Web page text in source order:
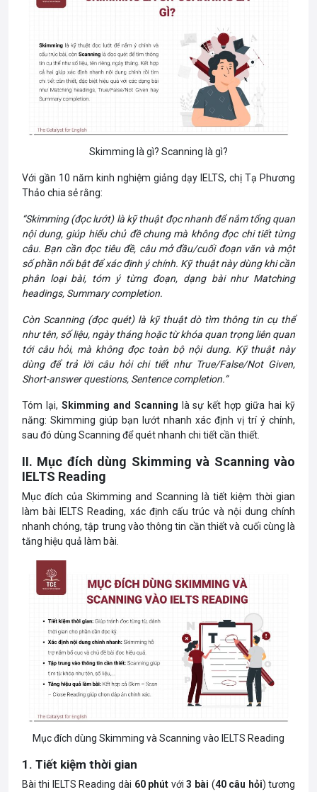
Skimming là gì? Scanning là gì?
Với gần 10 năm kinh nghiệm giảng dạy IELTS, chị Tạ Phương
Thảo chia sẻ rằng:
“Skimming (đọc lướt) là kỹ thuật đọc nhanh để nắm tổng quan
nội dung, giúp hiểu chủ đề chung mà không đọc chi tiết từng
câu. Bạn cần đọc tiêu đề, câu mở đầu/cuối đoạn văn và một
số phần nổi bật để xác định ý chính. Kỹ thuật này dùng khi cần
phân loại bài, tóm ý từng đoạn, dạng bài như Matching
headings, Summary completion.
Còn Scanning (đọc quét) là kỹ thuật dò tìm thông tin cụ thể
như tên, số liệu, ngày tháng hoặc từ khóa quan trọng liên quan
tới câu hỏi, mà không đọc toàn bộ nội dung. Kỹ thuật này
dùng để trả lời câu hỏi chi tiết như True/False/Not Given,
Short-answer questions, Sentence completion.”
Tóm lại, Skimming and Scanning là sự kết hợp giữa hai kỹ
năng: Skimming giúp bạn lướt nhanh xác định vị trí ý chính,
sau đó dùng Scanning để quét nhanh chi tiết cần thiết.
II. Mục đích dùng Skimming và Scanning vào
IELTS Reading
Mục đích của Skimming and Scanning là tiết kiệm thời gian
làm bài IELTS Reading, xác định cấu trúc và nội dung chính
nhanh chóng, tập trung vào thông tin cần thiết và cuối cùng là
tăng hiệu quả làm bài.
Mục đích dùng Skimming và Scanning vào IELTS Reading
1. Tiết kiệm thời gian
Bài thi IELTS Reading dài 60 phút với3 bài (40 câu hỏi) tương